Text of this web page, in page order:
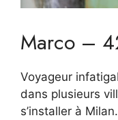
Marco –
Voyageur
dans plusieurs
s’installer à